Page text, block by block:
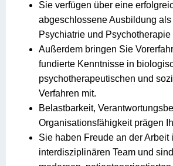
Sie verfügen über eine
abgeschlossene Ausbildung als
Psychiatrie und Psychotherapie
Außerdem bringen Sie
fundierte Kenntnisse in
psychotherapeutischen und
Verfahren mit.
Belastbarkeit,
Organisationsfähigkeit prägen
Sie haben Freude an der Arbeit
interdisziplinären Team und